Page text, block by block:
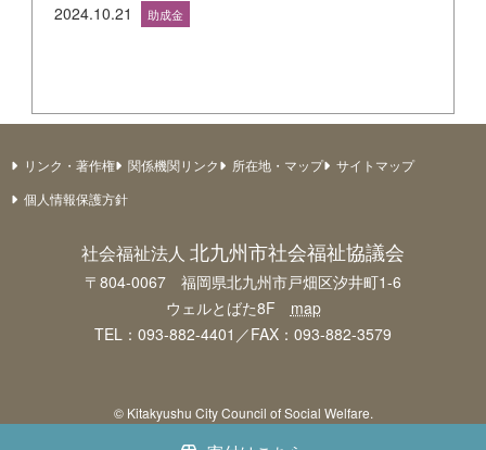
2024.10.21 助成金
リンク・著作権 関係機関リンク 所在地・マップ
サイトマップ
個人情報保護方針
社会福祉法人 北九州市社会福祉協議会
〒804-0067 福岡県北九州市戸畑区汐井町1-6
ウェルとばた8F map
TEL：093-882-4401／FAX：093-882-3579
© Kitakyushu City Council of Social Welfare.